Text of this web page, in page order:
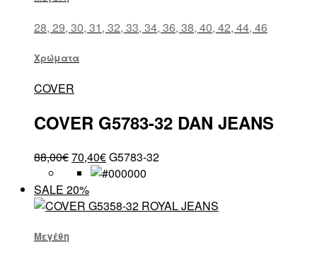
28, 29, 30, 31, 32, 33, 34, 36, 38, 40, 42, 44, 46
Χρώματα
COVER
COVER G5783-32 DAN JEANS
88,00€70,40€G5783-32
SALE 20%
Μεγέθη